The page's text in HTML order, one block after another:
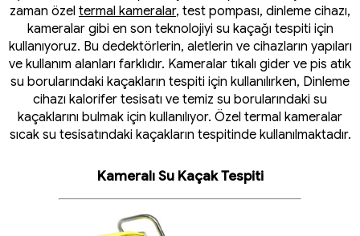
zaman özel termal kameralar, test pompası, dinleme cihazı,
kameralar gibi en son teknolojiyi su kaçağı tespiti için
kullanıyoruz. Bu dedektörlerin, aletlerin ve cihazların yapıları
ve kullanım alanları farklıdır. Kameralar tıkalı gider ve pis atık
su borularındaki kaçakların tespiti için kullanılırken, Dinleme
cihazı kalorifer tesisatı ve temiz su borularındaki su
kaçaklarını bulmak için kullanılıyor. Özel termal kameralar
sıcak su tesisatındaki kaçakların tespitinde kullanılmaktadır.
Kameralı Su Kaçak Tespiti